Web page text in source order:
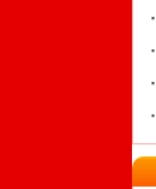
·
·
·
·